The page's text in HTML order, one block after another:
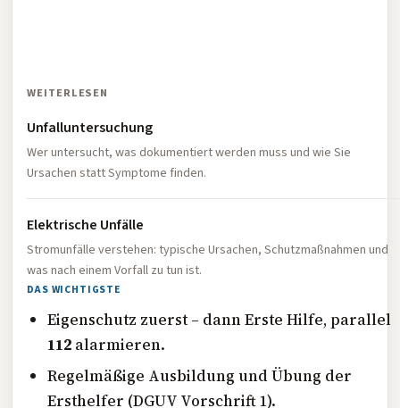
DAS WICHTIGSTE
Eigenschutz zuerst – dann Erste Hilfe, parallel
112 alarmieren.
Regelmäßige Ausbildung und Übung der
Ersthelfer (DGUV Vorschrift 1).
WEITERLESEN
Unfalluntersuchung
Wer untersucht, was dokumentiert werden muss und wie Sie
Ursachen statt Symptome finden.
Elektrische Unfälle
Stromunfälle verstehen: typische Ursachen, Schutzmaßnahmen und
was nach einem Vorfall zu tun ist.